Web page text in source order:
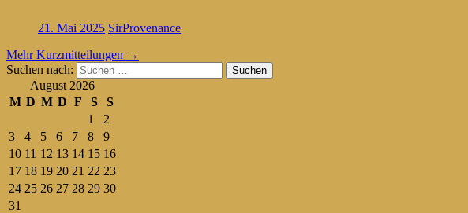
21. Mai 2025 SirProvenance
Mehr Kurzmitteilungen →
Suchen nach:
August 2026
M D M D F S S
1
2
3
4 5 6 7 8
9
10 11 12 13 14 15 16
17 18 19 20 21 22 23
24 25 26 27 28 29 30
31